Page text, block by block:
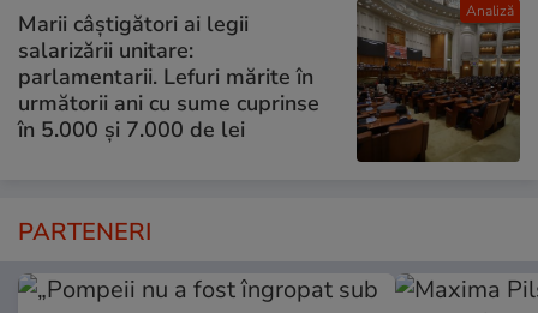
Analiză
Marii câștigători ai legii
salarizării unitare:
parlamentarii. Lefuri mărite în
următorii ani cu sume cuprinse
în 5.000 și 7.000 de lei
PARTENERI